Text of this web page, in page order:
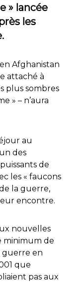
» lancée
les
Afghanistan
attaché à
plus sombres
» – n’aura
au
des
de
les « faucons
la guerre,
encontre.
nouvelles
minimum de
guerre en
que
pas aux